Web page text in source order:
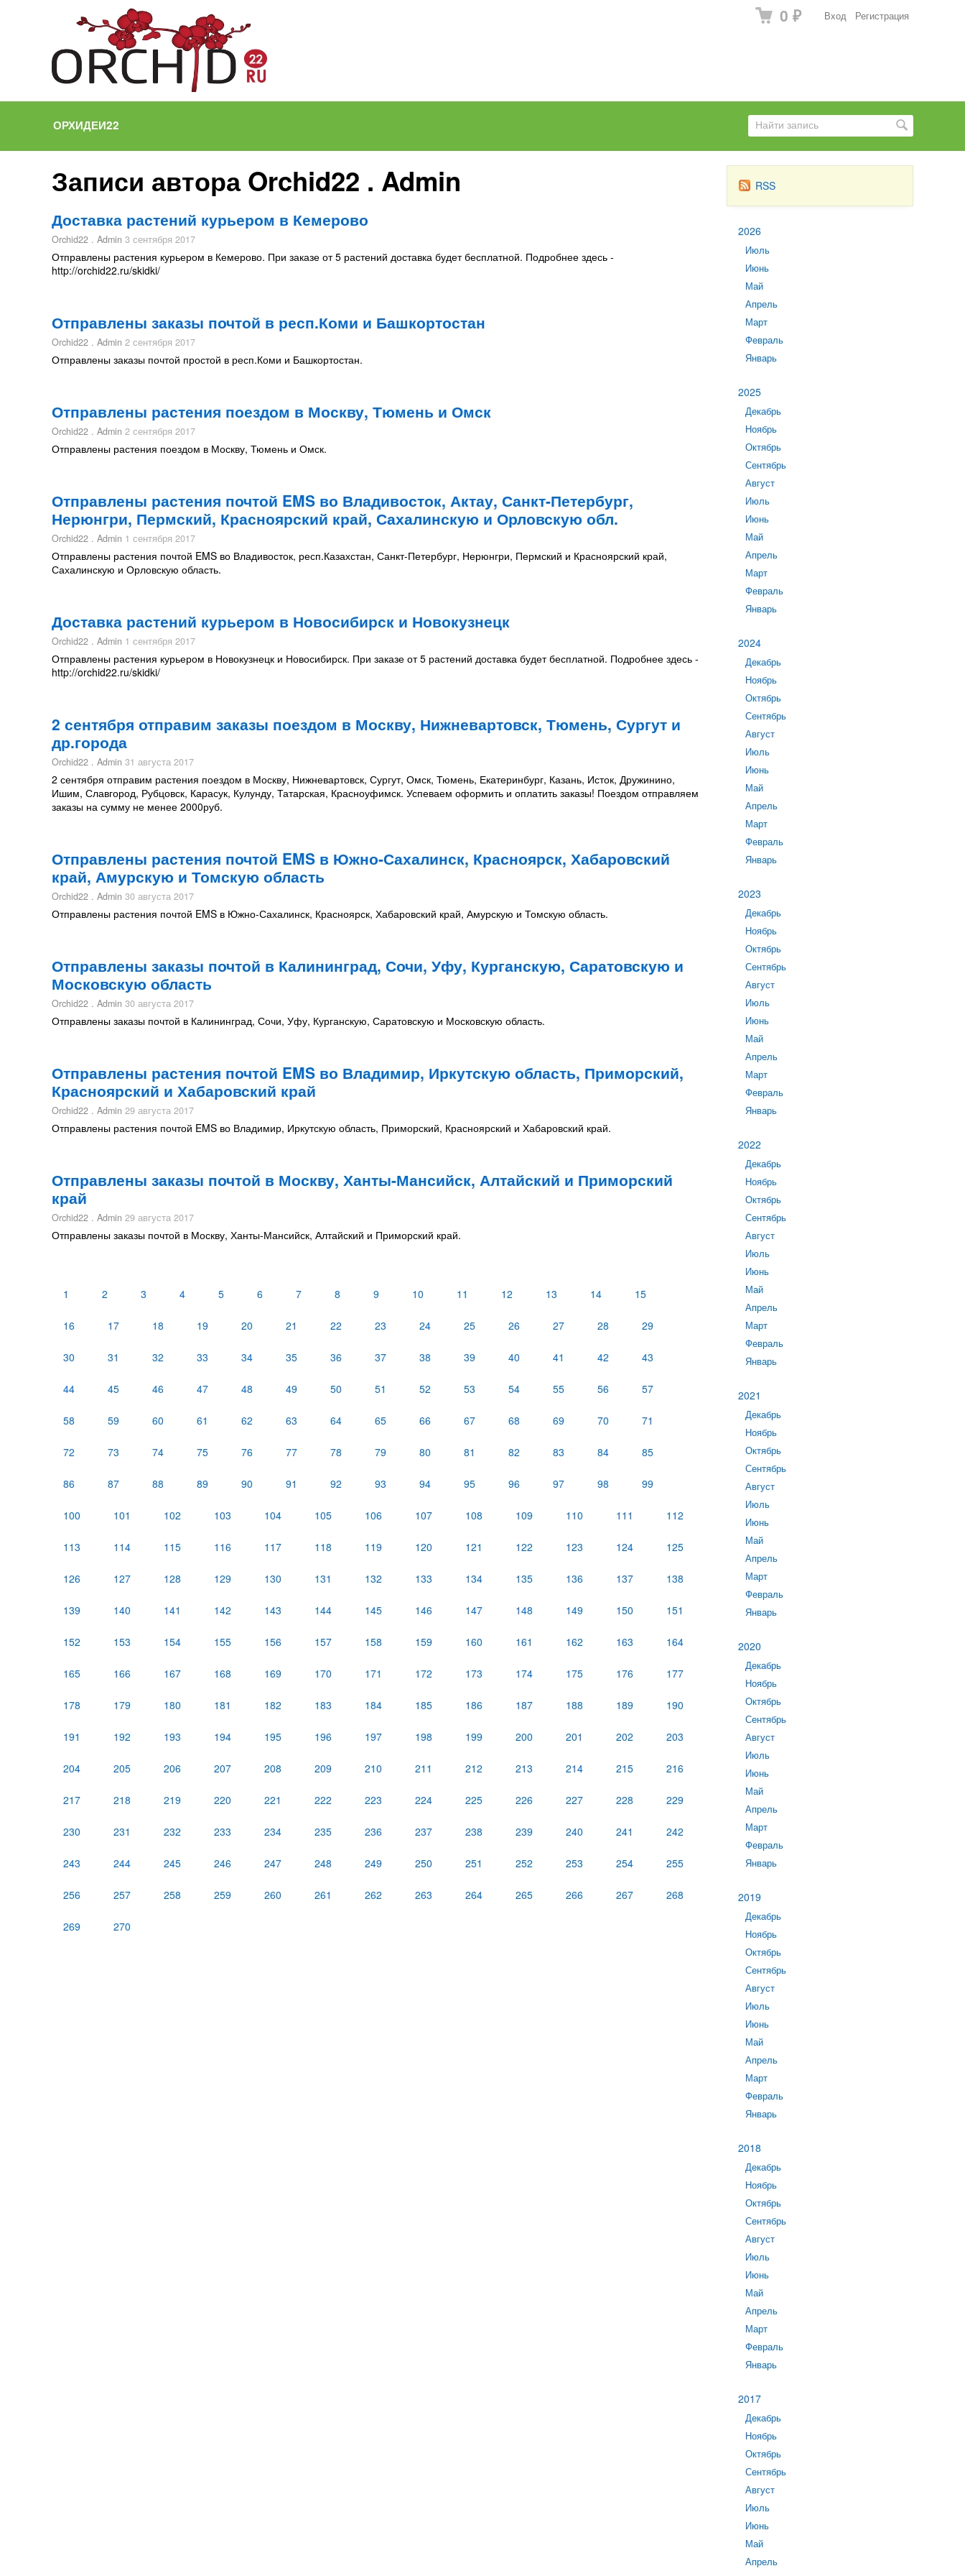
Вход Регистрация
0 ₽
ОРХИДЕИ22
RSS
2026
Июль
Июнь
Май
Апрель
Март
Февраль
Январь
2025
Декабрь
Ноябрь
Октябрь
Сентябрь
Август
Июль
Июнь
Май
Апрель
Март
Февраль
Январь
2024
Декабрь
Ноябрь
Октябрь
Сентябрь
Август
Июль
Июнь
Май
Апрель
Март
Февраль
Январь
2023
Декабрь
Ноябрь
Октябрь
Сентябрь
Август
Июль
Июнь
Май
Апрель
Март
Февраль
Январь
2022
Декабрь
Ноябрь
Октябрь
Сентябрь
Август
Июль
Июнь
Май
Апрель
Март
Февраль
Январь
2021
Декабрь
Ноябрь
Октябрь
Сентябрь
Август
Июль
Июнь
Май
Апрель
Март
Февраль
Январь
2020
Декабрь
Ноябрь
Октябрь
Сентябрь
Август
Июль
Июнь
Май
Апрель
Март
Февраль
Январь
2019
Декабрь
Ноябрь
Октябрь
Сентябрь
Август
Июль
Июнь
Май
Апрель
Март
Февраль
Январь
2018
Декабрь
Ноябрь
Октябрь
Сентябрь
Август
Июль
Июнь
Май
Апрель
Март
Февраль
Январь
2017
Декабрь
Ноябрь
Октябрь
Сентябрь
Август
Июль
Июнь
Май
Апрель
Записи автора Orchid22 . Admin
Доставка растений курьером в Кемерово
Orchid22 . Admin 3 сентября 2017
Отправлены растения курьером в Кемерово. При заказе от 5 растений доставка будет бесплатной. Подробнее здесь -
http://orchid22.ru/skidki/
Отправлены заказы почтой в респ.Коми и Башкортостан
Orchid22 . Admin 2 сентября 2017
Отправлены заказы почтой простой в респ.Коми и Башкортостан.
Отправлены растения поездом в Москву, Тюмень и Омск
Orchid22 . Admin 2 сентября 2017
Отправлены растения поездом в Москву, Тюмень и Омск.
Отправлены растения почтой EMS во Владивосток, Актау, Санкт-Петербург,
Нерюнгри, Пермский, Красноярский край, Сахалинскую и Орловскую обл.
Orchid22 . Admin 1 сентября 2017
Отправлены растения почтой EMS во Владивосток, респ.Казахстан, Санкт-Петербург, Нерюнгри, Пермский и Красноярский край,
Сахалинскую и Орловскую область.
Доставка растений курьером в Новосибирск и Новокузнецк
Orchid22 . Admin 1 сентября 2017
Отправлены растения курьером в Новокузнецк и Новосибирск. При заказе от 5 растений доставка будет бесплатной. Подробнее здесь -
http://orchid22.ru/skidki/
2 сентября отправим заказы поездом в Москву, Нижневартовск, Тюмень, Сургут и
др.города
Orchid22 . Admin 31 августа 2017
2 сентября отправим растения поездом в Москву, Нижневартовск, Сургут, Омск, Тюмень, Екатеринбург, Казань, Исток, Дружинино,
Ишим, Славгород, Рубцовск, Карасук, Кулунду, Татарская, Красноуфимск. Успеваем оформить и оплатить заказы! Поездом отправляем
заказы на сумму не менее 2000руб.
Отправлены растения почтой EMS в Южно-Сахалинск, Красноярск, Хабаровский
край, Амурскую и Томскую область
Orchid22 . Admin 30 августа 2017
Отправлены растения почтой EMS в Южно-Сахалинск, Красноярск, Хабаровский край, Амурскую и Томскую область.
Отправлены заказы почтой в Калининград, Сочи, Уфу, Курганскую, Саратовскую и
Московскую область
Orchid22 . Admin 30 августа 2017
Отправлены заказы почтой в Калининград, Сочи, Уфу, Курганскую, Саратовскую и Московскую область.
Отправлены растения почтой EMS во Владимир, Иркутскую область, Приморский,
Красноярский и Хабаровский край
Orchid22 . Admin 29 августа 2017
Отправлены растения почтой EMS во Владимир, Иркутскую область, Приморский, Красноярский и Хабаровский край.
Отправлены заказы почтой в Москву, Ханты-Мансийск, Алтайский и Приморский
край
Orchid22 . Admin 29 августа 2017
Отправлены заказы почтой в Москву, Ханты-Мансийск, Алтайский и Приморский край.
1 2 3 4 5 6 7 8 9 10 11 12 13 14 15
16 17 18 19 20 21 22 23 24 25 26 27 28 29
30 31 32 33 34 35 36 37 38 39 40 41 42 43
44 45 46 47 48 49 50 51 52 53 54 55 56 57
58 59 60 61 62 63 64 65 66 67 68 69 70 71
72 73 74 75 76 77 78 79 80 81 82 83 84 85
86 87 88 89 90 91 92 93 94 95 96 97 98 99
100 101 102 103 104 105 106 107 108 109 110 111 112
113 114 115 116 117 118 119 120 121 122 123 124 125
126 127 128 129 130 131 132 133 134 135 136 137 138
139 140 141 142 143 144 145 146 147 148 149 150 151
152 153 154 155 156 157 158 159 160 161 162 163 164
165 166 167 168 169 170 171 172 173 174 175 176 177
178 179 180 181 182 183 184 185 186 187 188 189 190
191 192 193 194 195 196 197 198 199 200 201 202 203
204 205 206 207 208 209 210 211 212 213 214 215 216
217 218 219 220 221 222 223 224 225 226 227 228 229
230 231 232 233 234 235 236 237 238 239 240 241 242
243 244 245 246 247 248 249 250 251 252 253 254 255
256 257 258 259 260 261 262 263 264 265 266 267 268
269 270